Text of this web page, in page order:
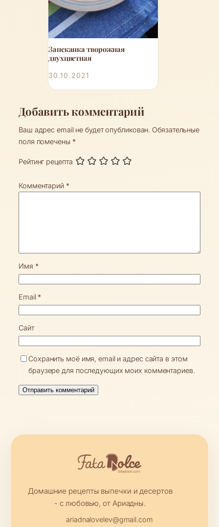
Запеканка творожная
двухцветная
30.10.2021
Добавить комментарий
Ваш адрес email не будет опубликован. Обязательные
поля помечены *
Рейтинг рецепта
Комментарий *
Имя *
Email *
Сайт
Сохранить моё имя, email и адрес сайта в этом
браузере для последующих моих комментариев.
Домашние рецепты выпечки и десертов
- с любовью, от Ариадны.
ariadnalovelev@gmail.com